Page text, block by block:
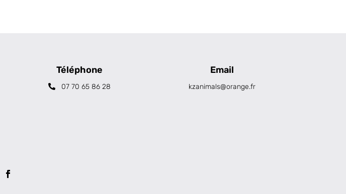
Téléphone
07 70 65 86 28
Email
kzanimals@orange.fr